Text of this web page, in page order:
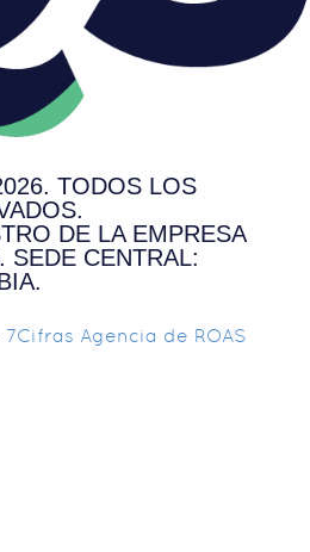
TODOS LOS
DE LA EMPRESA
SEDE CENTRAL:
7Cifras Agencia de ROAS